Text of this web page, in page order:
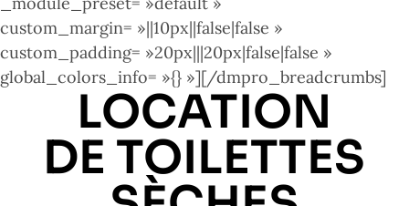
custom_margin= »||10px||false|false »
custom_padding= »20px|||20px|false|false »
global_colors_info= »{} »][/dmpro_breadcrumbs]
LOCATION
DE TOILETTES